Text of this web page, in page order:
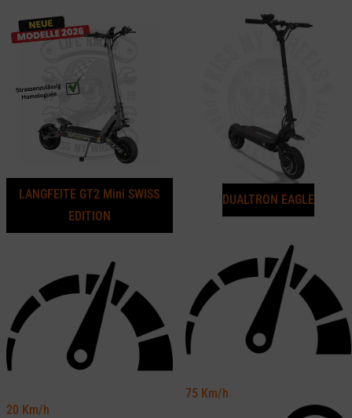
LANGFEITE GT2 Mini SWISS
EDITION
20 Km/h
DUALTRON EAGLE
75 Km/h